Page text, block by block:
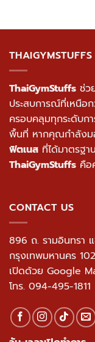
THAIGYMSTUFFS
ThaiGymStuffs ช่ว
ประสบการณ์ที่เหนื
ครอบคลุมทุกระดับก
พื้นที่ หากคุณกำลังม
ฟิตเนส ที่ได้มาตรฐา
ThaiGymStuffs คือ
CONTACT US
896 ถ. รามอินทรา
กรุงเทพมหานคร
เปิดด้วย Google
โทร. 094-495-1811